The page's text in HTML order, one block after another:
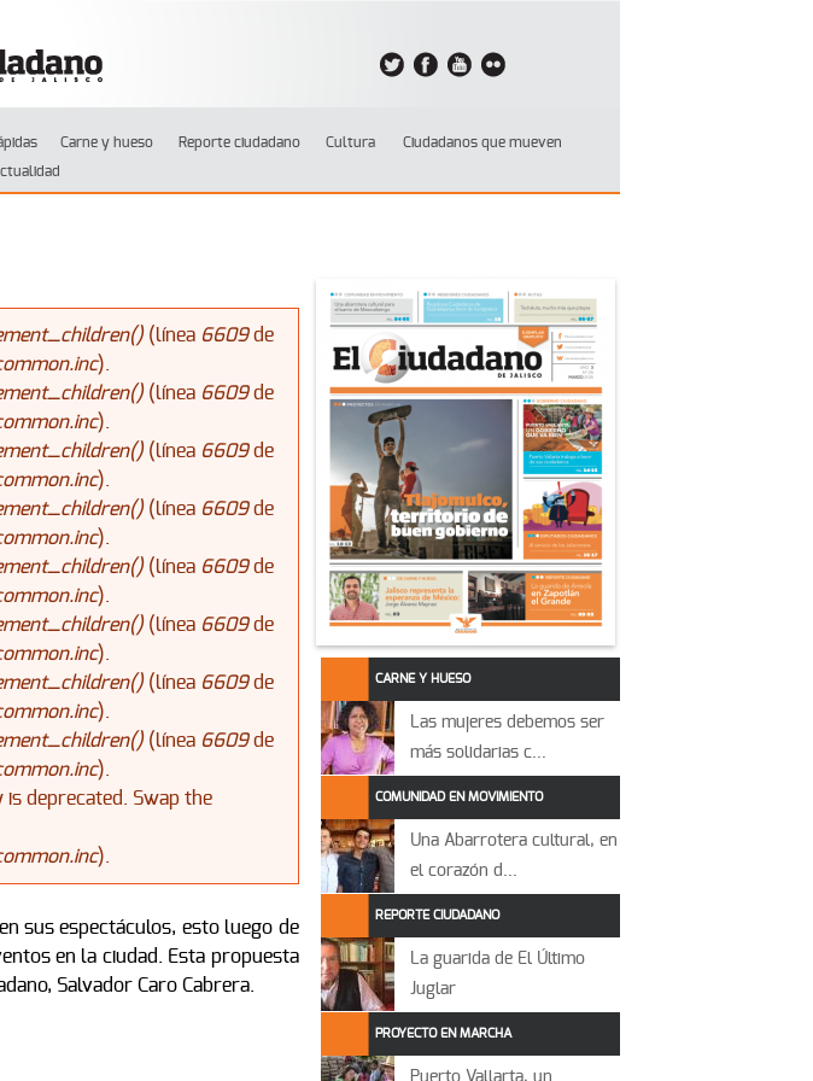
Carne y hueso Reporte ciudadano Cultura
Ciudadanos que mueven
(línea 6609de
).
(línea 6609de
).
(línea 6609de
).
(línea 6609de
).
(línea 6609de
).
(línea 6609de
).
(línea 6609de
).
(línea 6609de
).
deprecated. Swap the
).
sus espectáculos, esto luego de
en la ciudad. Esta propuesta
Salvador Caro Cabrera.
CARNE Y HUESO
Las mujeres debemos ser
más solidarias c...
COMUNIDAD EN MOVIMIENTO
Una Abarrotera cultural, en
el corazón d...
REPORTE CIUDADANO
La guarida de El Último
Juglar
PROYECTO EN MARCHA
Puerto Vallarta, un